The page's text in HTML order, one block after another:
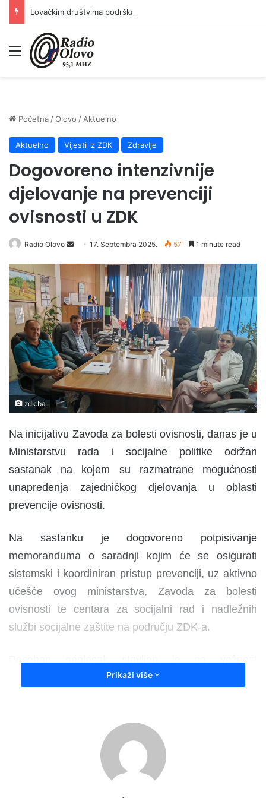
Lovačkim društvima podrška u iznosu od 138.000 KM
Meni
Početna /Olovo / Aktuelno
Aktuelno Vijesti iz ZDK Zdravlje
Dogovoreno intenzivnije
djelovanje na prevenciji
ovisnosti u ZDK
Radio Olovo
a
n
e
m
a
i
l
17. Septembra 2025. 57 1 minute read
zdk.ba
Na inicijativu Zavoda za bolesti ovisnosti, danas je u
Ministarstvu rada i socijalne politike održan
sastanak na kojem su razmatrane mogućnosti
unapređenja zajedničkog djelovanja u oblasti
prevencije ovisnosti.
Na sastanku je dogovoreno potpisivanje
memoranduma o saradnji kojim će se osigurati
sistemski i koordiniran pristup prevenciji, uz aktivno
učešće ovog ministarstva, Zavoda za bolesti
ovisnosti te centara za socijalni rad i nadležnih
službi socijalne zaštite na području ZDK-a.
pravovremenih preventivnih aktivnosti u lokalnim
zajednički odgovorilo na izazove koje donose
različiti oblici ovisnosti.
Istaknuto je da se potpisivanjem Memoranduma
Prikaži više